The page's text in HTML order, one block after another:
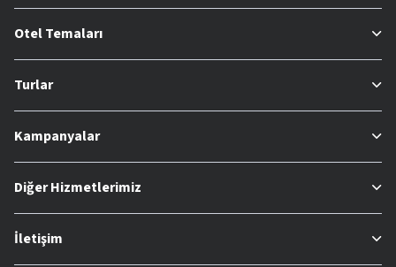
Otel Temaları
Turlar
Kampanyalar
Diğer Hizmetlerimiz
İletişim